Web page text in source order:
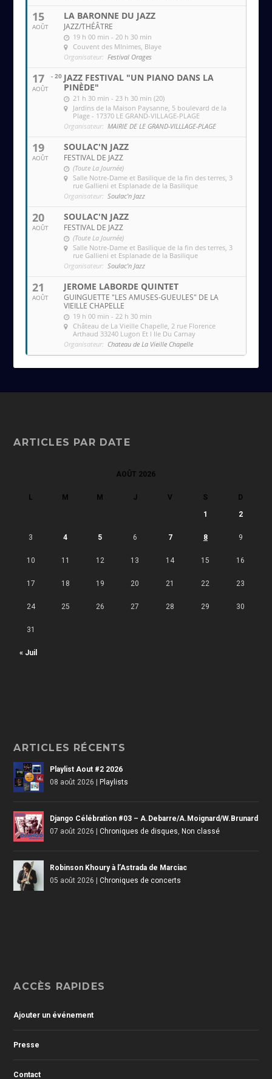
15
AOÛT
LA BARONNE DU JAZZ
JAZZ/THÉÂTRE
19 h 00 min - 20 h 30 min
Couvent des MInimes , Blaye
Organisateur: Festival Orages
17
AOÛT
- 20 JAZZ FESTIVAL "UN PIANO DANS LA
PINÈDE"
21 h 30 min - 23 h 30 min (20)
Jardins de la Maison Paysanne , 5 boulevard de la
Plage - 17370 LE GRAND-VILLAGE-PLAGE
Organisateur: MAIRIE DE LE GRAND-VILLLAGE-PLAGE
19
AOÛT
SOULAC'N JAZZ
FESTIVAL DE JAZZ
(Toute La Journée)
Salle Notre-Dame et Basilique de la fin des terres , 3
rue Gallieni et Esplanade de la Basilique
Organisateur: Soulac'n Jazz
20
AOÛT
SOULAC'N JAZZ
FESTIVAL DE JAZZ
(Toute La Journée)
Salle Notre-Dame et Basilique de la fin des terres , 3
rue Gallieni et Esplanade de la Basilique
Organisateur: Soulac'n Jazz
21
AOÛT
JEROME LABORDE QUINTET
GUINGUETTE "LES AMUSES-GUEULES" DE LA
VIEILLE CHAPELLE
19 h 00 min - 22 h 30 min
Château de La Vieille Chapelle , 2 rue Florence
Arthaud 33240 Lugon Et l Ile Du Carnay
Organisateur: Chateau de La Vieille Chapelle
ARTICLES PAR DATE
AOÛT 2026
L M M J V S D
« Juil
1 2
3 4 5 6 7 8 9
10 11 12 13 14 15 16
17 18 19 20 21 22 23
24 25 26 27 28 29 30
31
ARTICLES RÉCENTS
Playlist Aout #2 2026
08 août 2026 |Playlists
Django Célébration #03 – A.Debarre/A.Moignard/W.Brunard
07 août 2026 |Chroniques de disques ,Non classé
Robinson Khoury à l’Astrada de Marciac
05 août 2026 |Chroniques de concerts
ACCÈS RAPIDES
Ajouter un événement
Presse
Contact